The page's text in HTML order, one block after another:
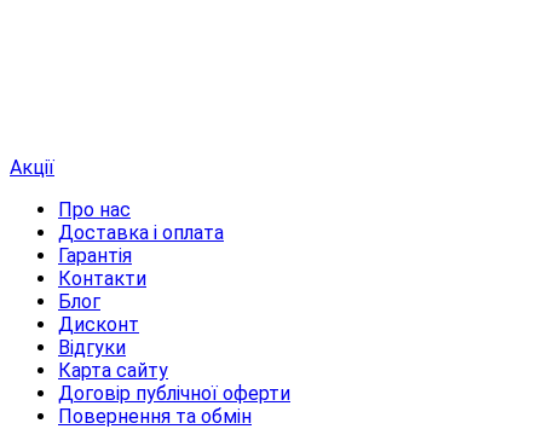
Акції
Про нас
Доставка і оплата
Гарантія
Контакти
Блог
Дисконт
Відгуки
Карта сайту
Договір публічної оферти
Повернення та обмін